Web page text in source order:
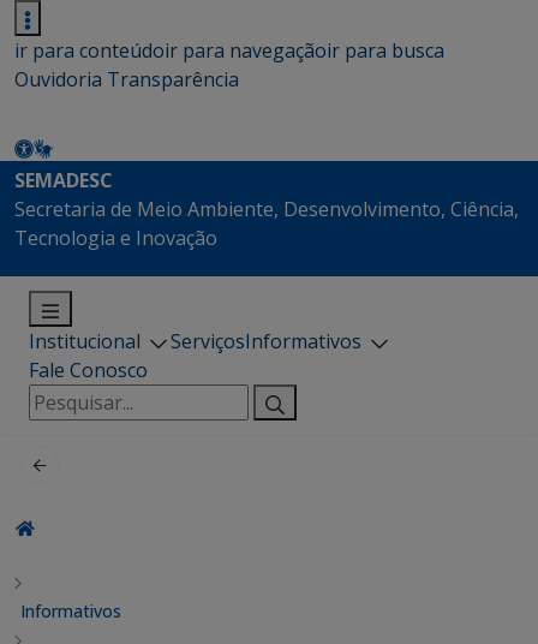
ir para conteúdoir para navegaçãoir para busca
Ouvidoria Transparência
SEMADESC
Secretaria de Meio Ambiente, Desenvolvimento, Ciência,
Tecnologia e Inovação
Institucional ServiçosInformativos
Fale Conosco
Pesquisar
por:
Informativos